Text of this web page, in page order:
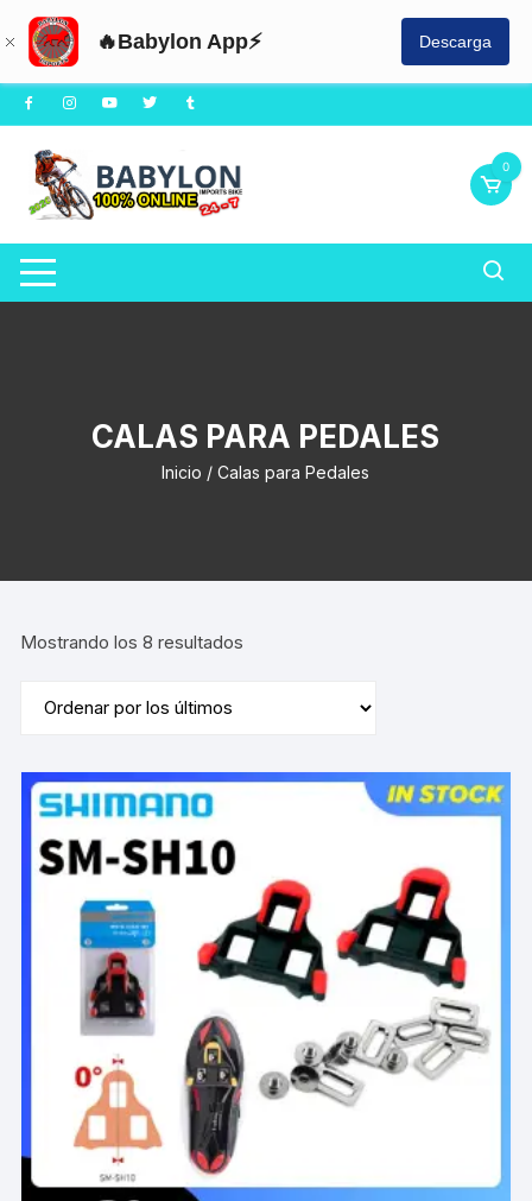
🔥Babylon App⚡ Descarga
Saltar
al
contenido
0
CALAS PARA PEDALES
Inicio / Calas para Pedales
Mostrando los 8 resultados